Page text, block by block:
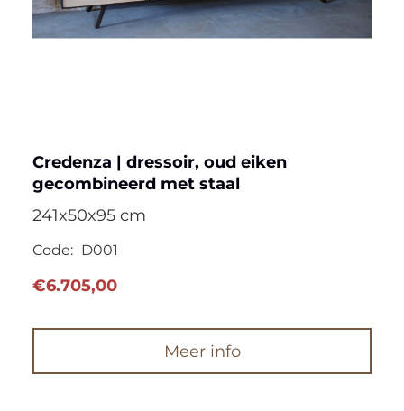
Credenza | dressoir, oud eiken
gecombineerd met staal
241x50x95 cm
Code: D001
€6.705,00
Meer info